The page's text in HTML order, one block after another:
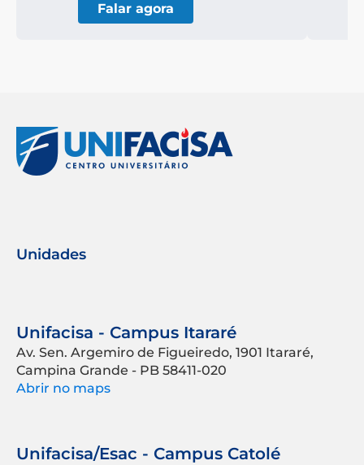
Falar agora
Unidades
Unifacisa - Campus Itararé
Av. Sen. Argemiro de Figueiredo, 1901 Itararé,
Campina Grande - PB 58411-020
Abrir no maps
Unifacisa/Esac - Campus Catolé